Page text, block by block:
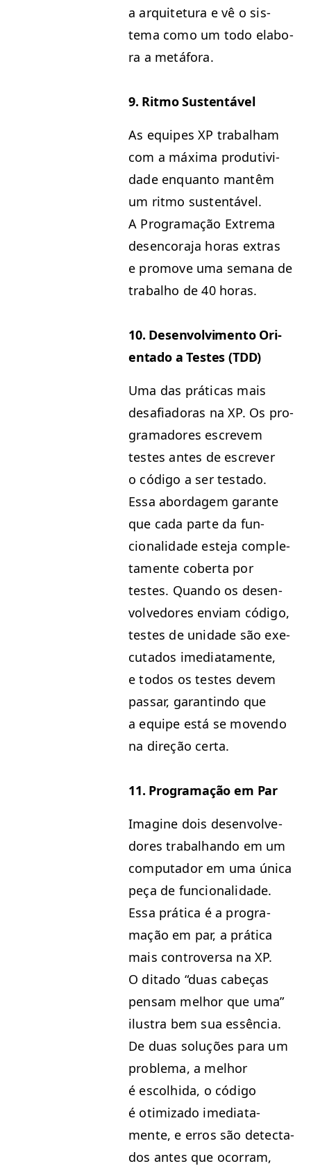
a arquite­tu­ra e vê o sis­
tema como um todo elab­o­
ra a metáfora.
9. Rit­mo Sustentável
As equipesXP tra­bal­ham
com a máx­i­ma pro­du­tivi­
dade enquan­to man­têm
um rit­mo sus­ten­táv­el.
A Pro­gra­mação Extrema
des­en­co­ra­ja horas extras
e pro­move uma sem­ana de
tra­bal­ho de 40 horas.
10. Desen­volvi­men­to Ori­
en­ta­do a Testes (TDD)
Uma das práti­cas mais
desafi­ado­ras naXP. Os pro­
gra­madores escrevem
testes antes de escr­ev­er
o códi­go a ser tes­ta­do.
Essa abor­dagem garante
que cada parte da fun­
cional­i­dade este­ja com­ple­
ta­mente cober­ta por
testes. Quan­do os desen­
volve­dores envi­am códi­go,
testes de unidade são exe­
cu­ta­dos ime­di­ata­mente,
e todos os testes devem
pas­sar, garan­ti­n­do que
a equipe está se moven­do
na direção certa.
11. Pro­gra­mação em Par
Imag­ine dois desen­volve­
dores tra­bal­han­do em um
com­puta­dor em uma úni­ca
peça de fun­cional­i­dade.
Essa práti­ca é a pro­gra­
mação em par, a práti­ca
mais con­tro­ver­sa na XP.
O dita­do “duas cabeças
pen­sam mel­hor que uma”
ilus­tra bem sua essên­cia.
De duas soluções para um
prob­le­ma, a mel­hor
é escol­hi­da, o códi­go
é otimiza­do ime­di­ata­
mente, e erros são detec­ta­
dos antes que ocor­ram,